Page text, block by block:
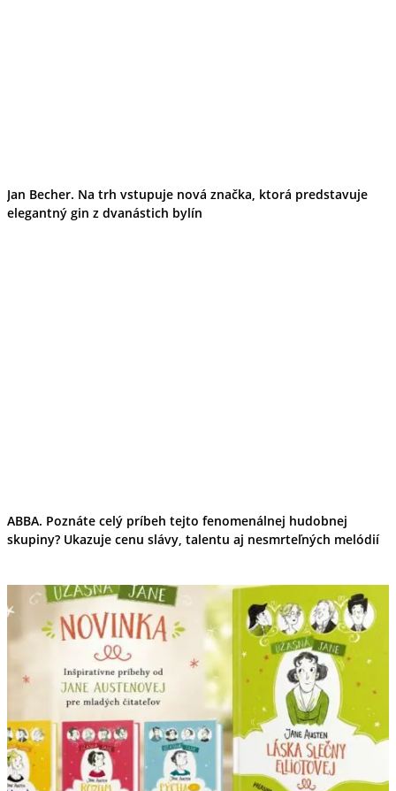
Jan Becher. Na trh vstupuje nová značka, ktorá predstavuje
elegantný gin z dvanástich bylín
ABBA. Poznáte celý príbeh tejto fenomenálnej hudobnej
skupiny? Ukazuje cenu slávy, talentu aj nesmrteľných melódií